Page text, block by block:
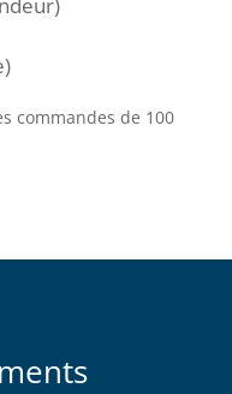
commandes de 100